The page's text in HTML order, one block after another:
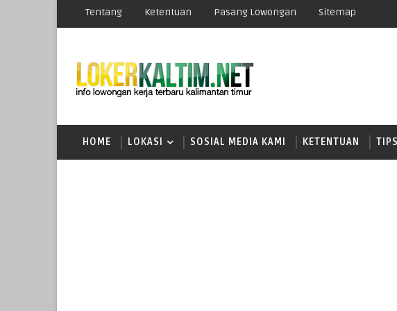
Tentang Ketentuan Pasang Lowongan Sitemap
HOME LOKASI SOSIAL MEDIA KAMI KETENTUAN